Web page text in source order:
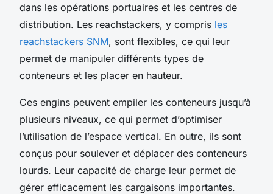
dans les opérations portuaires et les centres de
distribution. Les reachstackers, y compris les
reachstackers SNM, sont flexibles, ce qui leur
permet de manipuler différents types de
conteneurs et les placer en hauteur.
Ces engins peuvent empiler les conteneurs jusqu’à
plusieurs niveaux, ce qui permet d’optimiser
l’utilisation de l’espace vertical. En outre, ils sont
conçus pour soulever et déplacer des conteneurs
lourds. Leur capacité de charge leur permet de
gérer efficacement les cargaisons importantes.